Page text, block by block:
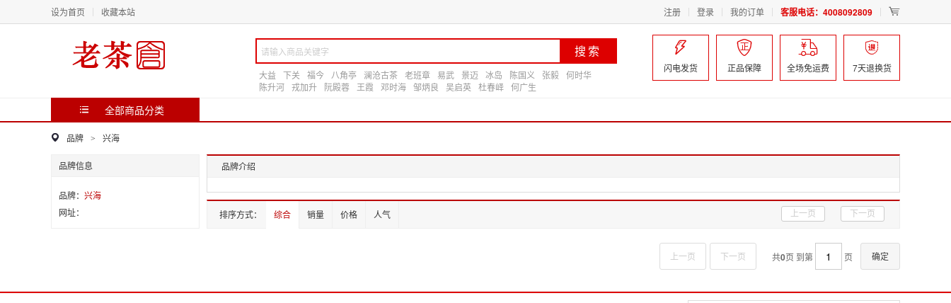
设为首页 收藏本站 注册 登录 我的订单 客服电话：4008092809 
大益 下关 福今 八角亭 澜沧古茶 老班章 易武 景迈 冰岛 陈国义 张毅 何时华
陈升河 戎加升 阮殿蓉 王霞 邓时海 邹炳良 吴启英 杜春峄 何广生

闪电发货

正品保障

全场免运费

7天退换货
全部商品分类
品牌 > 兴海
品牌信息
品牌： 兴海
网址：
品牌介绍
排序方式： 综合 销量 价格 人气 上一页 下一页
上一页 下一页 共0页 到第 页 确定